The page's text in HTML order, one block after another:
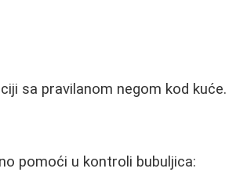
sa pravilanom negom kod kuće.
pomoći u kontroli bubuljica: